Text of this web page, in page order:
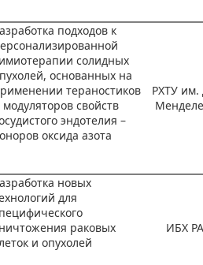
подходов к
солидных
основанных на
тераностиков
модуляторов свойств
эндотелия –
оксида азота
РХТУ
новых
для
раковых
и опухолей
ИБХ